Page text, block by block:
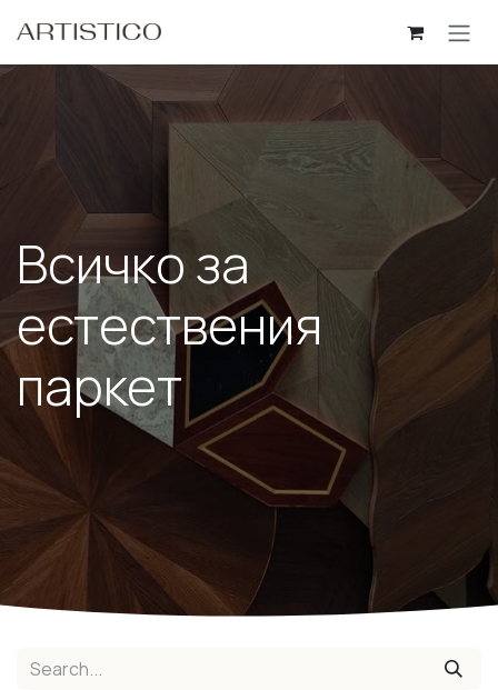
Всичко за
естествения
паркет